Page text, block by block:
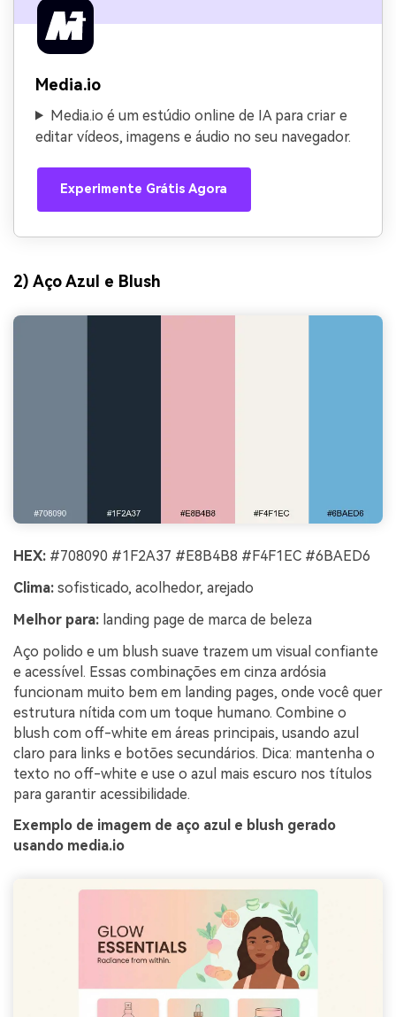
Media.io
Media.io é um estúdio online de IA para criar e
editar vídeos, imagens e áudio no seu navegador.
Experimente Grátis Agora
2) Aço Azul e Blush
HEX: #708090 #1F2A37 #E8B4B8 #F4F1EC #6BAED6
Clima: sofisticado, acolhedor, arejado
Melhor para: landing page de marca de beleza
Aço polido e um blush suave trazem um visual confiante
e acessível. Essas combinações em cinza ardósia
funcionam muito bem em landing pages, onde você quer
estrutura nítida com um toque humano. Combine o
blush com off-white em áreas principais, usando azul
claro para links e botões secundários. Dica: mantenha o
texto no off-white e use o azul mais escuro nos títulos
para garantir acessibilidade.
Exemplo de imagem de aço azul e blush gerado
usando media.io